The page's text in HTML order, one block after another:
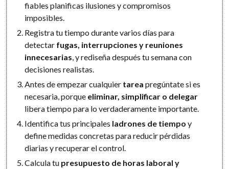
fiables planificas ilusiones y compromisos
imposibles.
Registra tu tiempo durante varios días para
detectar fugas, interrupciones y reuniones
innecesarias, y rediseña después tu semana con
decisiones realistas.
Antes de empezar cualquier tarea pregúntate si es
necesaria, porque eliminar, simplificar o delegar
libera tiempo para lo verdaderamente importante.
Identifica tus principales ladrones de tiempo y
define medidas concretas para reducir pérdidas
diarias y recuperar el control.
Calcula tu presupuesto de horas laboral y